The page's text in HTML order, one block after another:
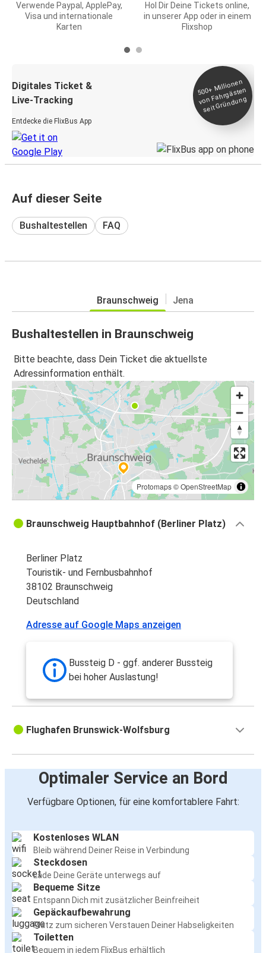
Verwende Paypal, ApplePay,
Visa und internationale
Karten
Hol Dir Deine Tickets online,
in unserer App oder in einem
Flixshop
Digitales Ticket &
Live-Tracking
Entdecke die FlixBus App
500+
Millionen
von Fahrgästen
seit
Gründung
Auf dieser Seite
Bushaltestellen FAQ
Braunschweig Jena
Bushaltestellen in Braunschweig
Bitte beachte, dass Dein Ticket die aktuellste
Adressinformation enthält.
Protomaps©OpenStreetMap
Braunschweig Hauptbahnhof (Berliner Platz)
Berliner Platz
Touristik- und Fernbusbahnhof
38102 Braunschweig
Deutschland
Adresse auf Google Maps anzeigen
Bussteig D - ggf. anderer Bussteig
bei hoher Auslastung!
Flughafen Brunswick-Wolfsburg
Optimaler Service an Bord
Verfügbare Optionen, für eine komfortablere Fahrt:
Kostenloses WLAN
Bleib während Deiner Reise in Verbindung
Steckdosen
Lade Deine Geräte unterwegs auf
Bequeme Sitze
Entspann Dich mit zusätzlicher Beinfreiheit
Gepäckaufbewahrung
Platz zum sicheren Verstauen Deiner Habseligkeiten
Toiletten
Bequem in jedem FlixBus erhältlich